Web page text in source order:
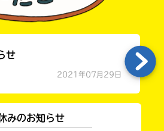
せ
2021年07月29日
みのお知らせ